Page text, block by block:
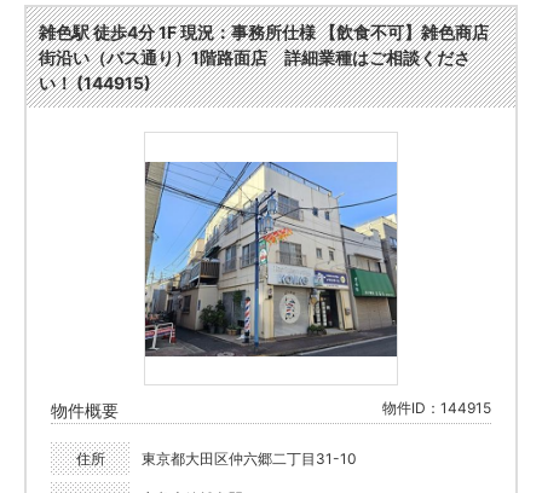
雑色駅 徒歩4分 1F 現況：事務所仕様 【飲食不可】雑色商店
街沿い（バス通り）1階路面店 詳細業種はご相談くださ
い！ (144915)
物件概要 物件ID：144915
住所 東京都大田区仲六郷二丁目31-10